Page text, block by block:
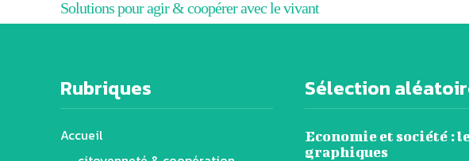
Solutions pour agir & coopérer avec le vivant
Rubriques
Accueil
Sélection
Economie et société :
graphiques